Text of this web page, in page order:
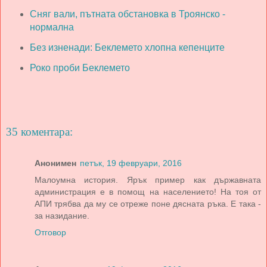
Сняг вали, пътната обстановка в Троянско -
нормална
Без изненади: Беклемето хлопна кепенците
Роко проби Беклемето
35 коментара:
Анонимен петък, 19 февруари, 2016
Малоумна история. Ярък пример как държавната
администрация е в помощ на населението! На тоя от
АПИ трябва да му се отреже поне дясната ръка. Е така -
за назидание.
Отговор